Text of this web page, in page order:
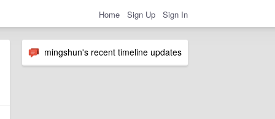
Home Sign Up Sign In
mingshun's recent timeline updates